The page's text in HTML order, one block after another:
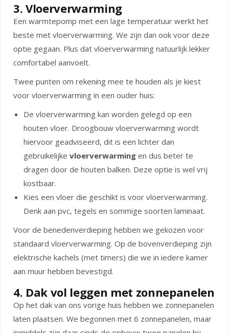
3. Vloerverwarming
Een warmtepomp met een lage temperatuur werkt het
beste met vloerverwarming. We zijn dan ook voor deze
optie gegaan. Plus dat vloerverwarming natuurlijk lekker
comfortabel aanvoelt.
Twee punten om rekening mee te houden als je kiest
voor vloerverwarming in een ouder huis:
De vloerverwarming kan worden gelegd op een
houten vloer. Droogbouw vloerverwarming wordt
hiervoor geadviseerd, dit is een lichter dan
gebruikelijke vloerverwarming en dus beter te
dragen door de houten balken. Deze optie is wel vrij
kostbaar.
Kies een vloer die geschikt is voor vloerverwarming.
Denk aan pvc, tegels en sommige soorten laminaat.
Voor de benedenverdieping hebben we gekozen voor
standaard vloerverwarming. Op de bovenverdieping zijn
elektrische kachels (met timers) die we in iedere kamer
aan muur hebben bevestigd.
4. Dak vol leggen met zonnepanelen
Op het dak van ons vorige huis hebben we zonnepanelen
laten plaatsen. We begonnen met 6 zonnepanelen, maar